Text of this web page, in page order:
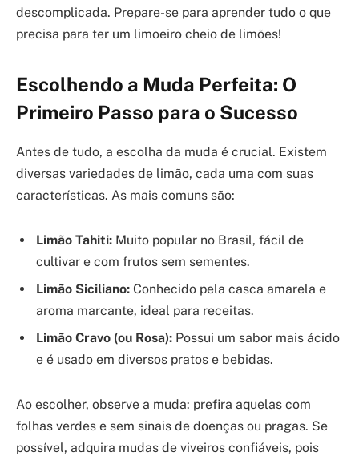
descomplicada. Prepare-se para aprender tudo o que
precisa para ter um limoeiro cheio de limões!
Escolhendo a Muda Perfeita: O
Primeiro Passo para o Sucesso
Antes de tudo, a escolha da muda é crucial. Existem
diversas variedades de limão, cada uma com suas
características. As mais comuns são:
Limão Tahiti: Muito popular no Brasil, fácil de
cultivar e com frutos sem sementes.
Limão Siciliano: Conhecido pela casca amarela e
aroma marcante, ideal para receitas.
Limão Cravo (ou Rosa): Possui um sabor mais ácido
e é usado em diversos pratos e bebidas.
Ao escolher, observe a muda: prefira aquelas com
folhas verdes e sem sinais de doenças ou pragas. Se
possível, adquira mudas de viveiros confiáveis, pois